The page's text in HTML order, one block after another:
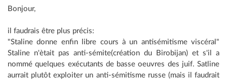
Bonjour,
il faudrais être plus précis:
"Staline donne enfin libre cours à un antisémitisme viscéral"
Staline n'ètait pas anti-sémite(création du Birobijan) et s'il a
nommé quelques exécutants de basse oeuvres des juif. Satline
aurrait plutôt exploiter un anti-sémitisme russe (mais il faudrait